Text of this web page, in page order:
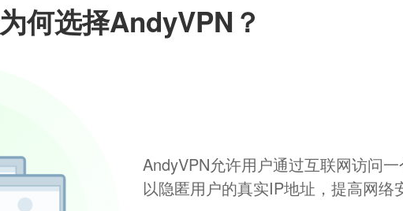
为何选择AndyVPN？
AndyVPN允许用户通过互联网访问
以隐匿用户的真实IP地址，提高网络